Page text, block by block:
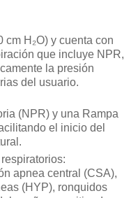
cm H₂O) y cuenta con
que incluye NPR,
la presión
del usuario.
(NPR) y una Rampa
el inicio del
apnea central (CSA),
(HYP), ronquidos